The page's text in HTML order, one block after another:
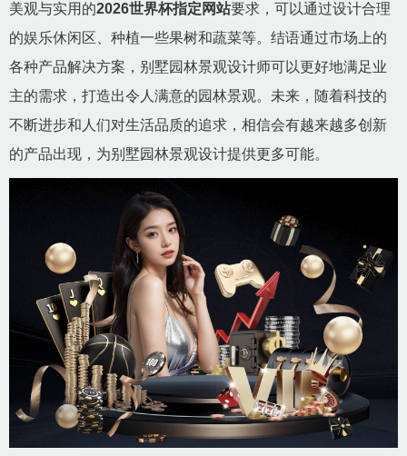
美观与实用的2026世界杯指定网站要求，可以通过设计合理
的娱乐休闲区、种植一些果树和蔬菜等。结语通过市场上的
各种产品解决方案，别墅园林景观设计师可以更好地满足业
主的需求，打造出令人满意的园林景观。未来，随着科技的
不断进步和人们对生活品质的追求，相信会有越来越多创新
的产品出现，为别墅园林景观设计提供更多可能。